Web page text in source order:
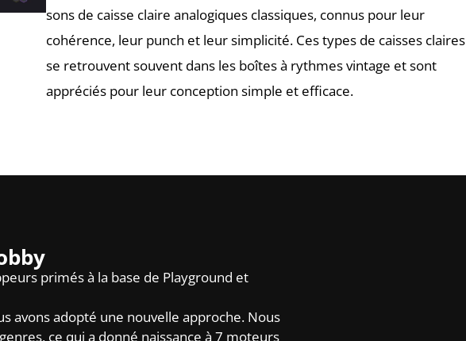
sons de caisse claire analogiques classiques, connus pour leur
cohérence, leur punch et leur simplicité. Ces types de caisses claires
se retrouvent souvent dans les boîtes à rythmes vintage et sont
appréciés pour leur conception simple et efficace.
primés à la base de Playground et
avons adopté une nouvelle approche. Nous
ce qui a donné naissance à 7 moteurs